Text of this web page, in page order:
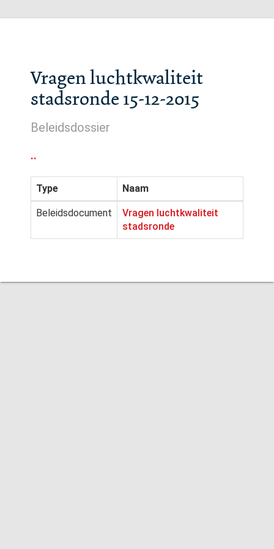
Vragen luchtkwaliteit
stadsronde 15-12-2015
Beleidsdossier
..
Type Naam
Beleidsdocument
Vragen luchtkwaliteit
stadsronde